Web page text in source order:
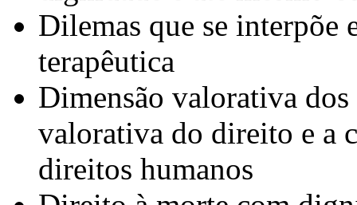
Dilemas que se interpõe
terapêutica
Dimensão valorativa
valorativa do direito e a
direitos humanos